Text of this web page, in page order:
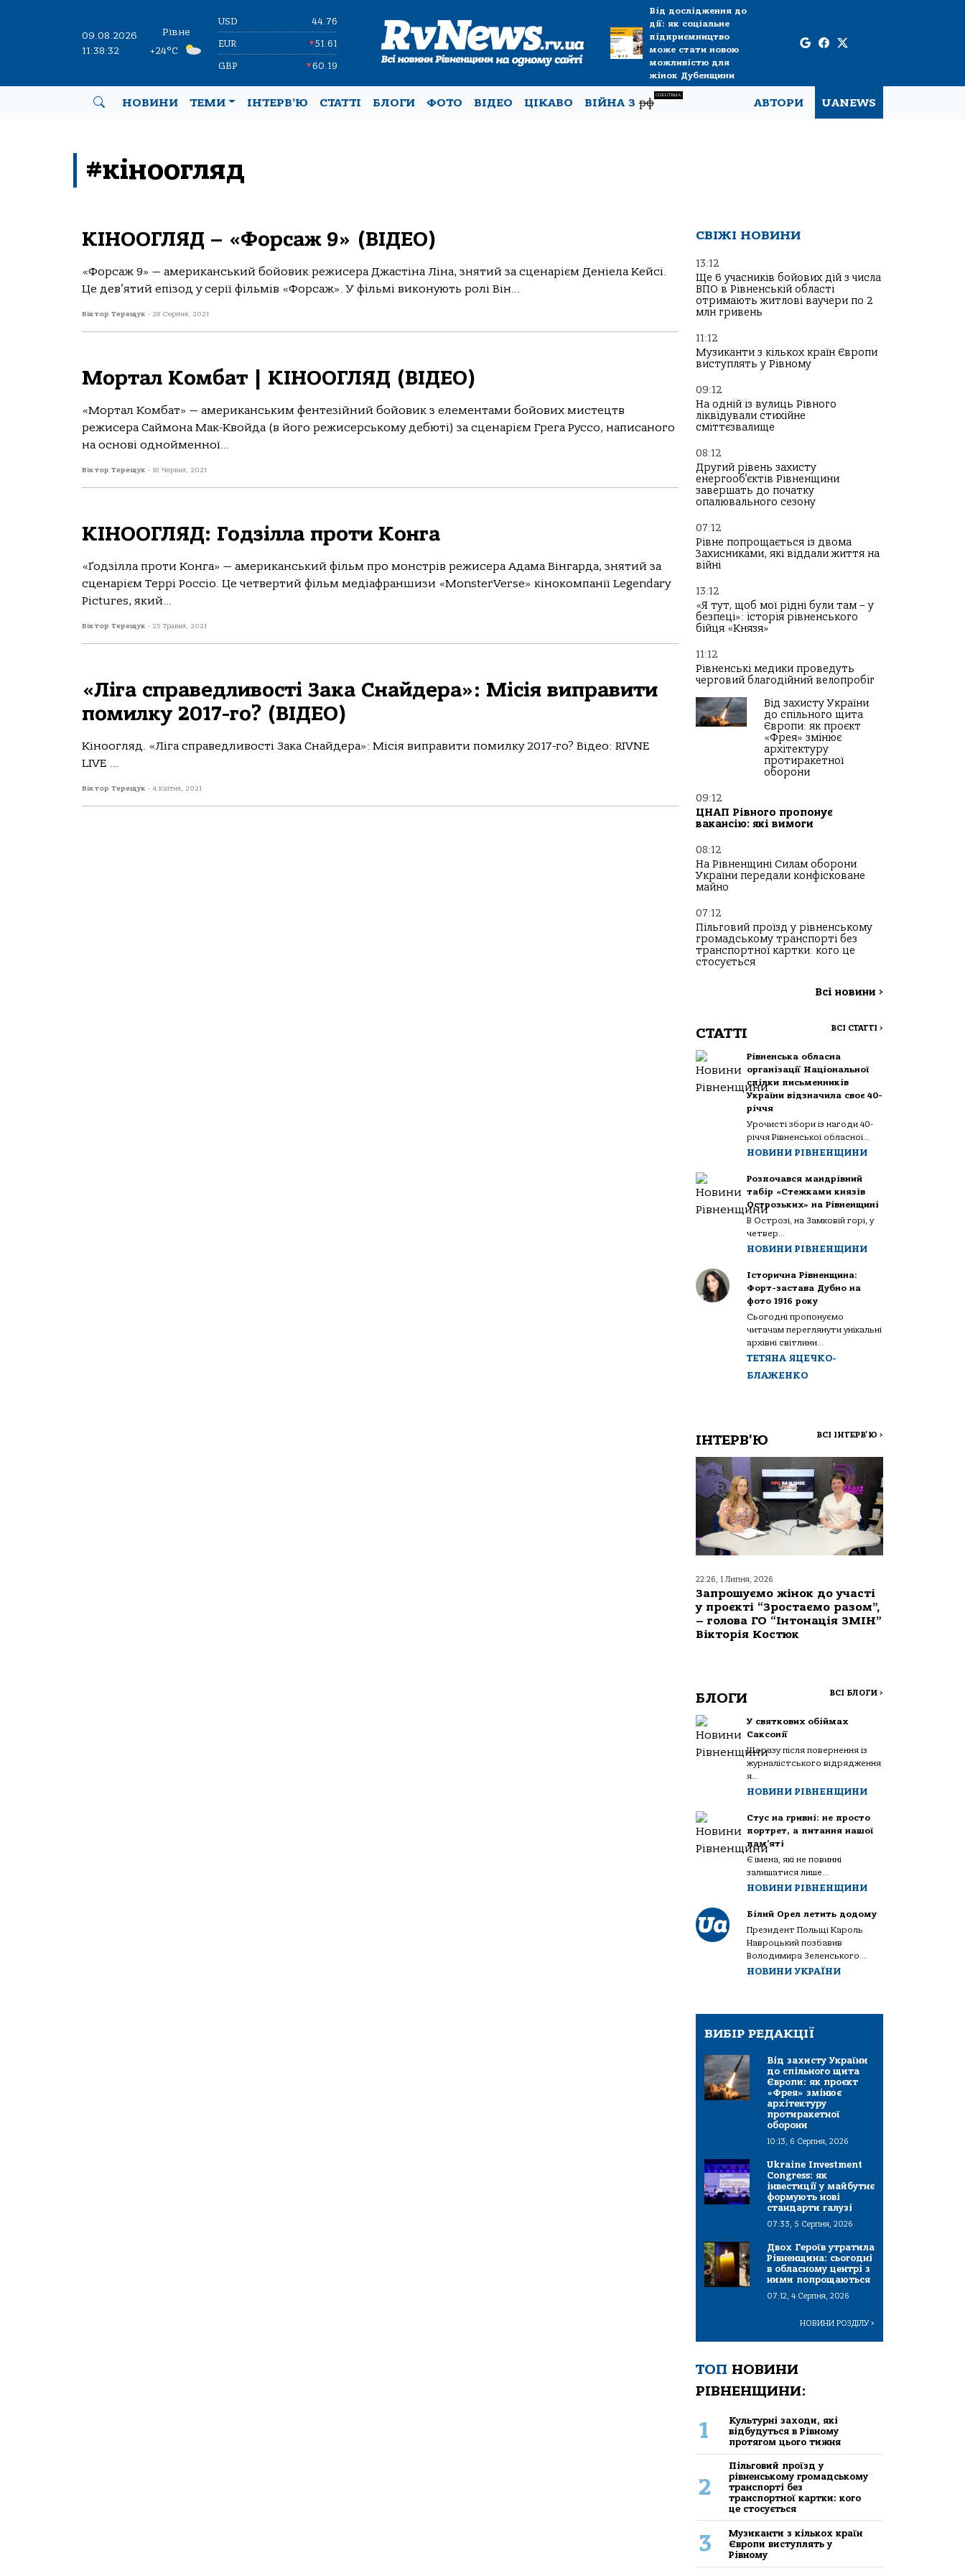
09.08.2026
11:38:32
Рівне
+24°C
USD 44.76
EUR ▼51.61
GBP ▼60.19
Від дослідження до
дії: як соціальне
підприємництво
може стати новою
можливістю для
жінок Дубенщини
НОВИНИ ТЕМИ ІНТЕРВ’Ю СТАТТІ БЛОГИ ФОТО ВІДЕО ЦІКАВО ВІЙНА Зрф
СПЕЦТЕМА
АВТОРИ UANEWS
#кіноогляд
КІНООГЛЯД – «Форсаж 9» (ВІДЕО)
«Форсаж 9» — американський бойовик режисера Джастіна Ліна, знятий за сценарієм Деніела Кейсі.
Це дев’ятий епізод у серії фільмів «Форсаж». У фільмі виконують ролі Він...
Віктор Терещук - 28 Серпня, 2021
Мортал Комбат | КІНООГЛЯД (ВІДЕО)
«Мортал Комбат» — американським фентезійний бойовик з елементами бойових мистецтв
режисера Саймона Мак-Квойда (в його режисерському дебюті) за сценарієм Грега Руссо, написаного
на основі однойменної...
Віктор Терещук - 18 Червня, 2021
КІНООГЛЯД: Годзілла проти Конга
«Ґодзілла проти Конга» — американський фільм про монстрів режисера Адама Вінгарда, знятий за
сценарієм Террі Россіо. Це четвертий фільм медіафраншизи «MonsterVerse» кінокомпанії Legendary
Pictures, який...
Віктор Терещук - 25 Травня, 2021
«Ліга справедливості Зака Снайдера»: Місія виправити
помилку 2017-го? (ВІДЕО)
Кіноогляд. «Ліга справедливості Зака Снайдера»: Місія виправити помилку 2017-го? Відео: RIVNE
LIVE ...
Віктор Терещук - 4 Квітня, 2021
СВІЖІ НОВИНИ
13:12
Ще 6 учасників бойових дій з числа
ВПО в Рівненській області
отримають житлові ваучери по 2
млн гривень
11:12
Музиканти з кількох країн Європи
виступлять у Рівному
09:12
На одній із вулиць Рівного
ліквідували стихійне
сміттєзвалище
08:12
Другий рівень захисту
енергооб’єктів Рівненщини
завершать до початку
опалювального сезону
07:12
Рівне попрощається із двома
Захисниками, які віддали життя на
війні
13:12
«Я тут, щоб мої рідні були там – у
безпеці»: історія рівненського
бійця «Князя»
11:12
Рівненські медики проведуть
черговий благодійний велопробіг
Від захисту України
до спільного щита
Європи: як проєкт
«Фрея» змінює
архітектуру
протиракетної
оборони
09:12
ЦНАП Рівного пропонує
вакансію: які вимоги
08:12
На Рівненщині Силам оборони
України передали конфісковане
майно
07:12
Пільговий проїзд у рівненському
громадському транспорті без
транспортної картки: кого це
стосується
Всі новини >
СТАТТІ ВСІ СТАТТІ >
Рівненська обласна
організації Національної
спілки письменників
України відзначила своє 40-
річчя
Урочисті збори із нагоди 40-
річчя Рівненської обласної...
НОВИНИ РІВНЕНЩИНИ
Розпочався мандрівний
табір «Стежками князів
Острозьких» на Рівненщині
В Острозі, на Замковій горі, у
четвер...
НОВИНИ РІВНЕНЩИНИ
Історична Рівненщина:
Форт-застава Дубно на
фото 1916 року
Сьогодні пропонуємо
читачам переглянути унікальні
архівні світлини...
ТЕТЯНА ЯЦЕЧКО-
БЛАЖЕНКО
ІНТЕРВ'Ю ВСІ ІНТЕРВ'Ю >
22:26, 1 Липня, 2026
Запрошуємо жінок до участі
у проєкті “Зростаємо разом”,
– голова ГО “Інтонація ЗМІН”
Вікторія Костюк
БЛОГИ ВСІ БЛОГИ >
У святкових обіймах
Саксонії
Щоразу після повернення із
журналістського відрядження
я...
НОВИНИ РІВНЕНЩИНИ
Стус на гривні: не просто
портрет, а питання нашої
пам’яті
Є імена, які не повинні
залишатися лише...
НОВИНИ РІВНЕНЩИНИ
Білий Орел летить додому
Президент Польщі Кароль
Навроцький позбавив
Володимира Зеленського...
НОВИНИ УКРАЇНИ
ВИБІР РЕДАКЦІЇ
Від захисту України
до спільного щита
Європи: як проєкт
«Фрея» змінює
архітектуру
протиракетної
оборони
10:13, 6 Серпня, 2026
Ukraine Investment
Congress: як
інвестиції у майбутнє
формують нові
стандарти галузі
07:33, 5 Серпня, 2026
Двох Героїв утратила
Рівненщина: сьогодні
в обласному центрі з
ними попрощаються
07:12, 4 Серпня, 2026
НОВИНИ РОЗДІЛУ>
ТОП НОВИНИ
РІВНЕНЩИНИ:
1
Культурні заходи, які
відбудуться в Рівному
протягом цього тижня
2
Пільговий проїзд у
рівненському громадському
транспорті без
транспортної картки: кого
це стосується
3
Музиканти з кількох країн
Європи виступлять у
Рівному